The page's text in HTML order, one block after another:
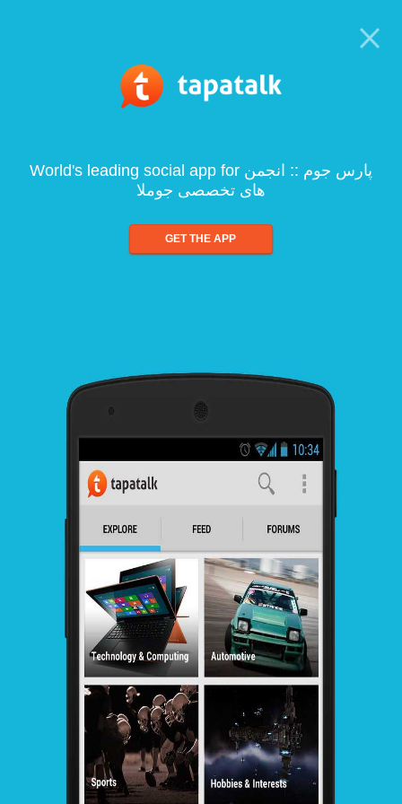
World's leading social app for پارس جوم :: انجمن
های تخصصی جوملا
GET THE APP